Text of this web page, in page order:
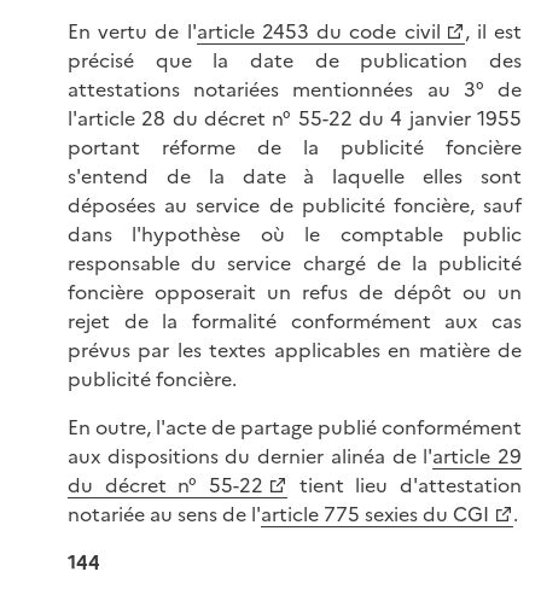
En vertu de l'article 2453 du code civil
, il est
précisé que la date de publication des
attestations notariées mentionnées au 3° de
l'article 28 du décret n° 55-22 du 4 janvier 1955
portant réforme de la publicité foncière
s'entend de la date à laquelle elles sont
déposées au service de publicité foncière, sauf
dans l'hypothèse où le comptable public
responsable du service chargé de la publicité
foncière opposerait un refus de dépôt ou un
rejet de la formalité conformément aux cas
prévus par les textes applicables en matière de
publicité foncière.
En outre, l'acte de partage publié conformément
aux dispositions du dernier alinéa de l'article 29
du décret n° 55-22
tient lieu d'attestation
notariée au sens de l'article 775 sexies du CGI
.
144